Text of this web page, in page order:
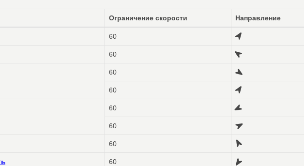
Ограничение скорости Направление
60
60
60
60
60
60
60
60